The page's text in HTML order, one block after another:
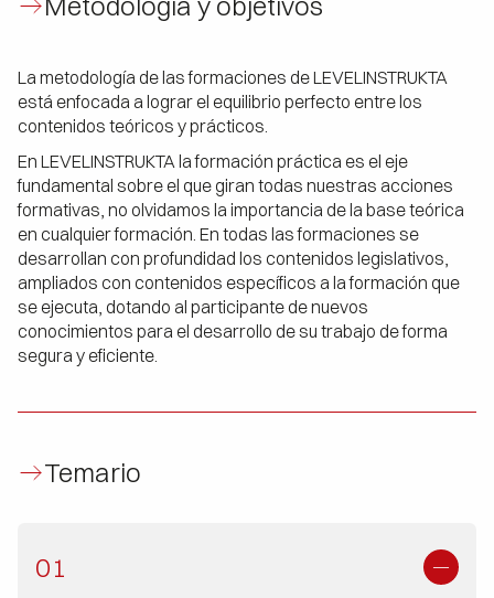
La metodología de las formaciones de LEVELINSTRUKTA
está enfocada a lograr el equilibrio perfecto entre los
contenidos teóricos y prácticos.
En LEVELINSTRUKTA la formación práctica es el eje
fundamental sobre el que giran todas nuestras acciones
formativas, no olvidamos la importancia de la base teórica
en cualquier formación. En todas las formaciones se
desarrollan con profundidad los contenidos legislativos,
ampliados con contenidos específicos a la formación que
se ejecuta, dotando al participante de nuevos
conocimientos para el desarrollo de su trabajo de forma
segura y eficiente.
Temario
01